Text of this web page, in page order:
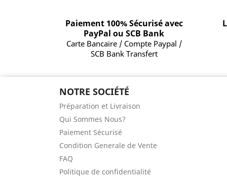
Paiement 100% Sécurisé avec
PayPal ou SCB Bank
Carte Bancaire / Compte Paypal /
SCB Bank Transfert
NOTRE SOCIÉTÉ
Préparation et Livraison
Qui Sommes Nous?
Paiement Sécurisé
Condition Generale de Vente
FAQ
Politique de confidentialité